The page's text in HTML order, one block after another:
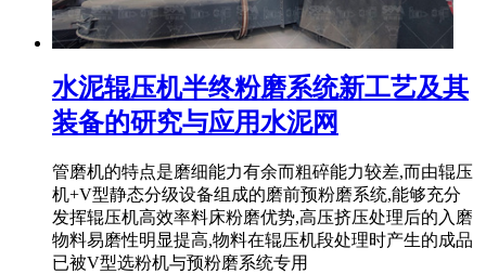
水泥辊压机半终粉磨系统新工艺及其
装备的研究与应用水泥网
管磨机的特点是磨细能力有余而粗碎能力较差,而由辊压
机+V型静态分级设备组成的磨前预粉磨系统,能够充分
发挥辊压机高效率料床粉磨优势,高压挤压处理后的入磨
物料易磨性明显提高,物料在辊压机段处理时产生的成品
已被V型选粉机与预粉磨系统专用